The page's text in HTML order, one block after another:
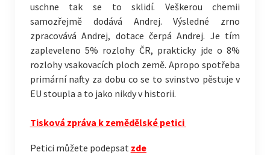
uschne tak se to sklidí. Veškerou chemii
samozřejmě dodává Andrej. Výsledné zrno
zpracovává Andrej, dotace čerpá Andrej. Je tím
zapleveleno 5% rozlohy ČR, prakticky jde o 8%
rozlohy vsakovacích ploch země. Apropo spotřeba
primární nafty za dobu co se to svinstvo pěstuje v
EU stoupla a to jako nikdy v historii.
Tisková zpráva k zemědělské petici
Petici můžete podepsat zde